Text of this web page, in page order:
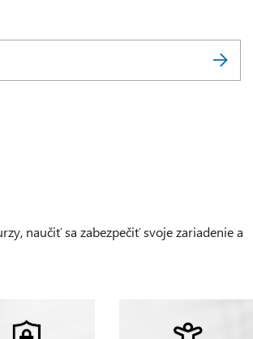
naučiť sa zabezpečiť svoje zariadenie a